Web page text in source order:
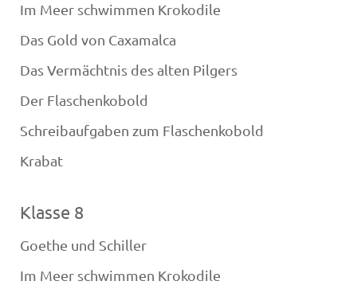
Im Meer schwimmen Krokodile
Das Gold von Caxamalca
Das Vermächtnis des alten Pilgers
Der Flaschenkobold
Schreibaufgaben zum Flaschenkobold
Krabat
Klasse 8
Goethe und Schiller
Im Meer schwimmen Krokodile